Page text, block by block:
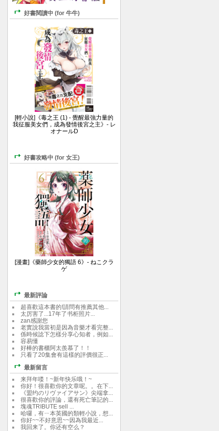
好書閱讀中 (for 牛牛)
[輕小說]《毒之王 (1) - 覺醒最強力量的
我征服美女們，成為發情後宮之主》- レ
オナールD
好書攻略中 (for 女王)
[漫畫]《藥師少女的獨語 6》- ねこクラ
ゲ
最新評論
超喜歡這本書的!請問有推薦其他...
太厉害了...17年了书柜照片...
zan感謝您
老實說我當初是因為音樂才看完整...
係時候諗下怎樣分享心知者，例如...
容易懂
好棒的書櫃阿太羨慕了！！
只看了20集會有這樣的評價很正...
最新留言
来拜年喽！~新年快乐哦！~
你好！很喜歡你的文章呢。。在下...
《盟约のリヴァイアサン》尖端拿...
很喜歡你的評論，還有死亡筆記的...
塊魂TRIBUTE sell ...
哈囉，有ㄧ本英國的類輕小說，想...
你好~~不好意思~~因為我最近...
我回来了。你还有空么？